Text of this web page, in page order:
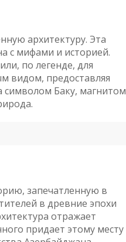
архитектуру. Эта
с мифами и историей.
по легенде, для
видом, предоставляя
символом Баку, магнитом
запечатленную в
в древние эпохи
отражает
придает этому месту